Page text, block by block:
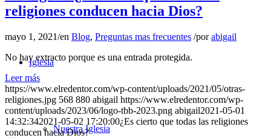
Iglesia
Nuestra Iglesia
religiones conducen hacia Dios?
mayo 1, 2021/en Blog, Preguntas mas frecuentes /porabigail
No hay extracto porque es una entrada protegida.
Leer más
https://www.elredentor.com/wp-content/uploads/2021/05/otras-
religiones.jpg 568 880 abigail https://www.elredentor.com/wp-
content/uploads/2023/06/logo-tbb-2023.png abigail2021-05-01
14:32:342021-05-02 17:20:00¿Es cierto que todas las religiones
conducen hacia Dios?